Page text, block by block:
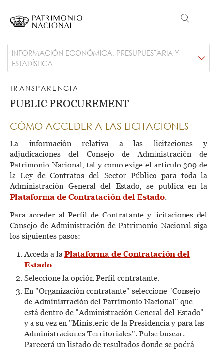
main
Idiomas
disponibles
Navegación
principal
VISIT
NEWS
COLLECTION
EDUCATION
ABOUT US
TRANSPARENCIA
TICKETS
Search
Main
navigation
-
Transparencia
INFORMACIÓN ECONÓMICA, PRESUPUESTARIA Y
ESTADÍSTICA
TRANSPARENCIA
PUBLIC PROCUREMENT
CÓMO ACCEDER A LAS LICITACIONES
La información relativa a las licitaciones y
adjudicaciones del Consejo de Administración de
Patrimonio Nacional, tal y como exige el artículo 309 de
la Ley de Contratos del Sector Público para toda la
Administración General del Estado, se publica en la
Plataforma de Contratación del Estado.
Para acceder al Perfil de Contratante y licitaciones del
Consejo de Administración de Patrimonio Nacional siga
los siguientes pasos:
Acceda a la Plataforma de Contratación del
Estado.
Seleccione la opción Perfil contratante.
En "Organización contratante" seleccione "Consejo
de Administración del Patrimonio Nacional" que
está dentro de "Administración General del Estado"
y a su vez en "Ministerio de la Presidencia y para las
Administraciones Territoriales". Pulse buscar.
Parecerá un listado de resultados donde se podrá